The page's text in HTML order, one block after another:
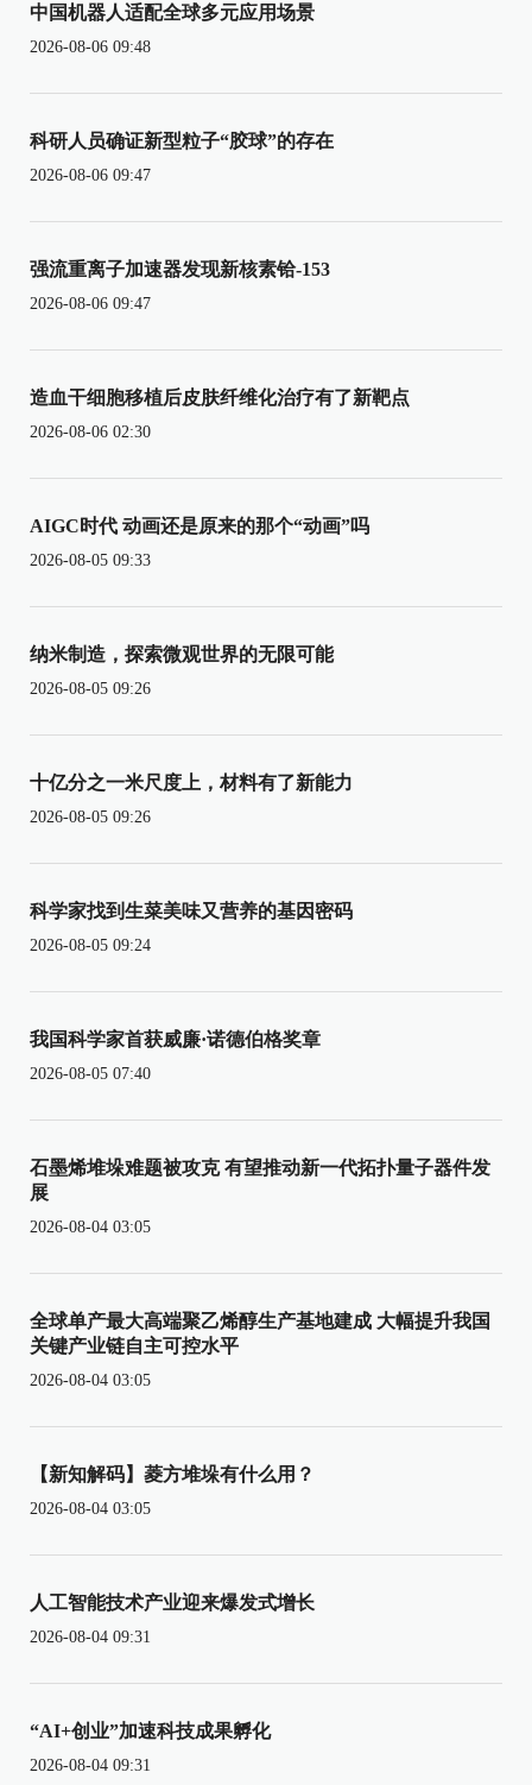
中国机器人适配全球多元应用场景
2026-08-06 09:48
科研人员确证新型粒子“胶球”的存在
2026-08-06 09:47
强流重离子加速器发现新核素铪-153
2026-08-06 09:47
造血干细胞移植后皮肤纤维化治疗有了新靶点
2026-08-06 02:30
AIGC时代 动画还是原来的那个“动画”吗
2026-08-05 09:33
纳米制造，探索微观世界的无限可能
2026-08-05 09:26
十亿分之一米尺度上，材料有了新能力
2026-08-05 09:26
科学家找到生菜美味又营养的基因密码
2026-08-05 09:24
我国科学家首获威廉·诺德伯格奖章
2026-08-05 07:40
石墨烯堆垛难题被攻克 有望推动新一代拓扑量子器件发
展
2026-08-04 03:05
全球单产最大高端聚乙烯醇生产基地建成 大幅提升我国
关键产业链自主可控水平
2026-08-04 03:05
【新知解码】菱方堆垛有什么用？
2026-08-04 03:05
人工智能技术产业迎来爆发式增长
2026-08-04 09:31
“AI+创业”加速科技成果孵化
2026-08-04 09:31